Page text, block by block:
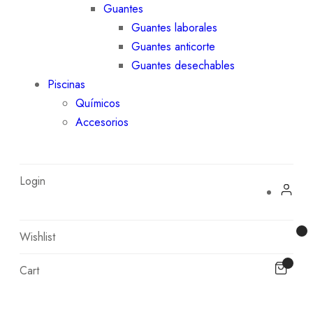
Guantes
Guantes laborales
Guantes anticorte
Guantes desechables
Piscinas
Químicos
Accesorios
Login
Wishlist
Cart